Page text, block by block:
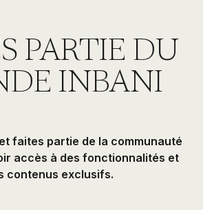
PARTIE DU
INBANI
faites partie de la communauté
accès à des fonctionnalités et
contenus exclusifs.